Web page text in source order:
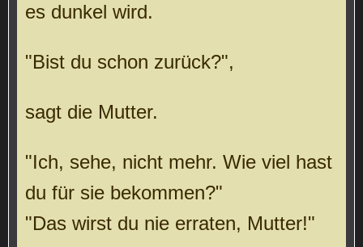
es dunkel wird.
"Bist du schon zurück?",
sagt die Mutter.
"Ich, sehe, nicht mehr. Wie viel hast
du für sie bekommen?"
"Das wirst du nie erraten, Mutter!"